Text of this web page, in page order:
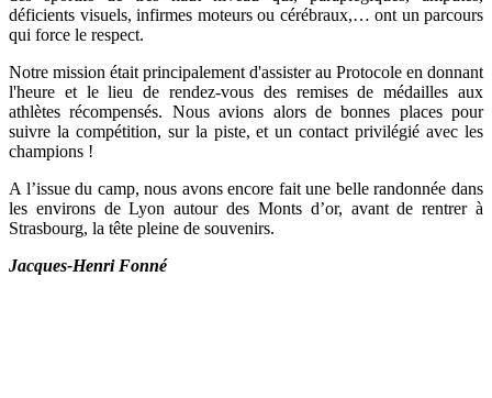
déficients visuels, infirmes moteurs ou cérébraux,… ont un parcours
qui force le respect.
Notre mission était principalement d'assister au Protocole en donnant
l'heure et le lieu de rendez-vous des remises de médailles aux
athlètes récompensés. Nous avions alors de bonnes places pour
suivre la compétition, sur la piste, et un contact privilégié avec les
champions !
A l’issue du camp, nous avons encore fait une belle randonnée dans
les environs de Lyon autour des Monts d’or, avant de rentrer à
Strasbourg, la tête pleine de souvenirs.
Jacques-Henri Fonné